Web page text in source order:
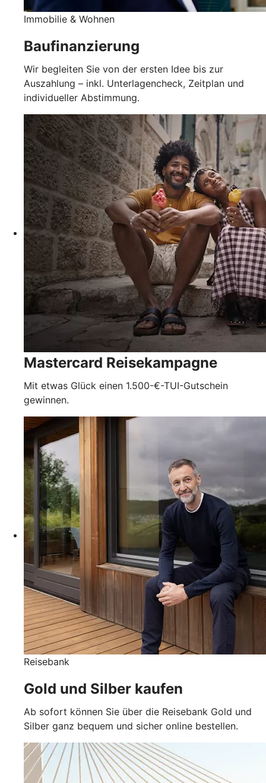
Immobilie & Wohnen
Baufinanzierung
Wir begleiten Sie von der ersten Idee bis zur
Auszahlung – inkl. Unterlagencheck, Zeitplan und
individueller Abstimmung.
Mastercard Reisekampagne
Mit etwas Glück einen 1.500-€-TUI-Gutschein
gewinnen.
Reisebank
Gold und Silber kaufen
Ab sofort können Sie über die Reisebank Gold und
Silber ganz bequem und sicher online bestellen.